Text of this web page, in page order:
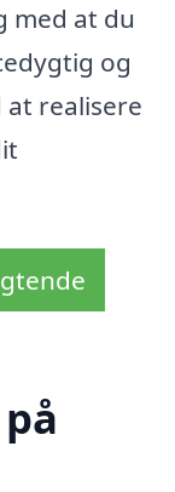
med at du
og
at realisere